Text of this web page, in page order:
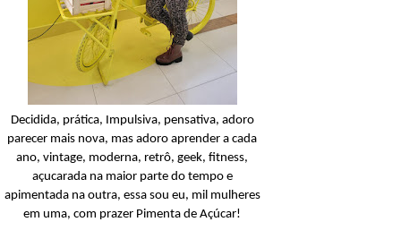
Decidida, prática, Impulsiva, pensativa, adoro
parecer mais nova, mas adoro aprender a cada
ano, vintage, moderna, retrô, geek, fitness,
açucarada na maior parte do tempo e
apimentada na outra, essa sou eu, mil mulheres
em uma, com prazer Pimenta de Açúcar!